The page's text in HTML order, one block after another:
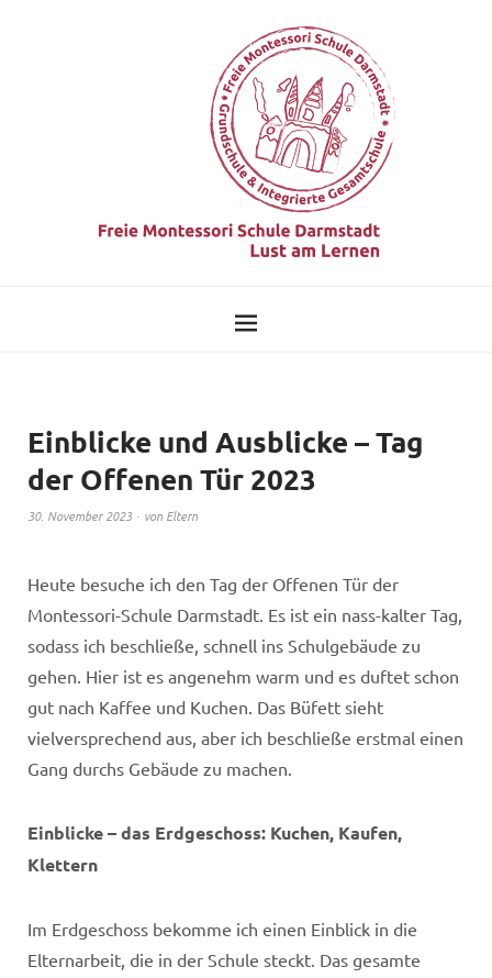
Einblicke und Ausblicke – Tag
der Offenen Tür 2023
30. November 2023 von Eltern
Heute besuche ich den Tag der Offenen Tür der
Montessori-Schule Darmstadt. Es ist ein nass-kalter Tag,
sodass ich beschließe, schnell ins Schulgebäude zu
gehen. Hier ist es angenehm warm und es duftet schon
gut nach Kaffee und Kuchen. Das Büfett sieht
vielversprechend aus, aber ich beschließe erstmal einen
Gang durchs Gebäude zu machen.
Einblicke – das Erdgeschoss: Kuchen, Kaufen,
Klettern
Im Erdgeschoss bekomme ich einen Einblick in die
Elternarbeit, die in der Schule steckt. Das gesamte